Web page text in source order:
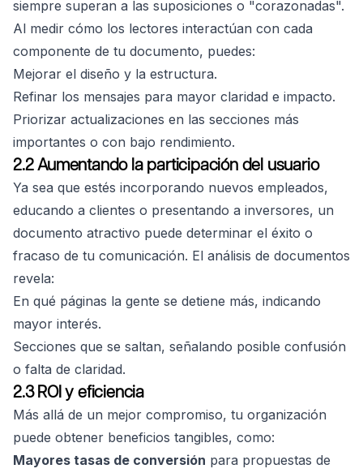
siempre superan a las suposiciones o "corazonadas".
Al medir cómo los lectores interactúan con cada
componente de tu documento, puedes:
Mejorar el diseño y la estructura.
Refinar los mensajes para mayor claridad e impacto.
Priorizar actualizaciones en las secciones más
importantes o con bajo rendimiento.
2.2 Aumentando la participación del usuario
Ya sea que estés incorporando nuevos empleados,
educando a clientes o presentando a inversores, un
documento atractivo puede determinar el éxito o
fracaso de tu comunicación. El análisis de documentos
revela:
En qué páginas la gente se detiene más, indicando
mayor interés.
Secciones que se saltan, señalando posible confusión
o falta de claridad.
2.3 ROI y eficiencia
Más allá de un mejor compromiso, tu organización
puede obtener beneficios tangibles, como:
Mayores tasas de conversión para propuestas de